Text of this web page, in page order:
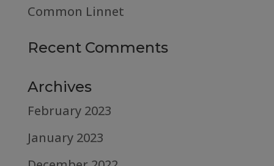
Common Linnet
Recent Comments
Archives
February 2023
January 2023